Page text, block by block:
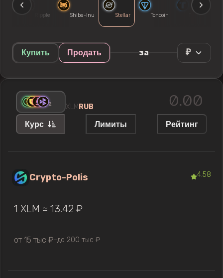
Ripple Shiba-Inu Stellar Toncoin
Купить Продать за ₽
+2 XLM RUB
Курс Лимиты Рейтинг
Crypto-Polis 4.58
1 XLM ≈ 13.42 ₽
от 15 тыс ₽—до 200 тыс ₽